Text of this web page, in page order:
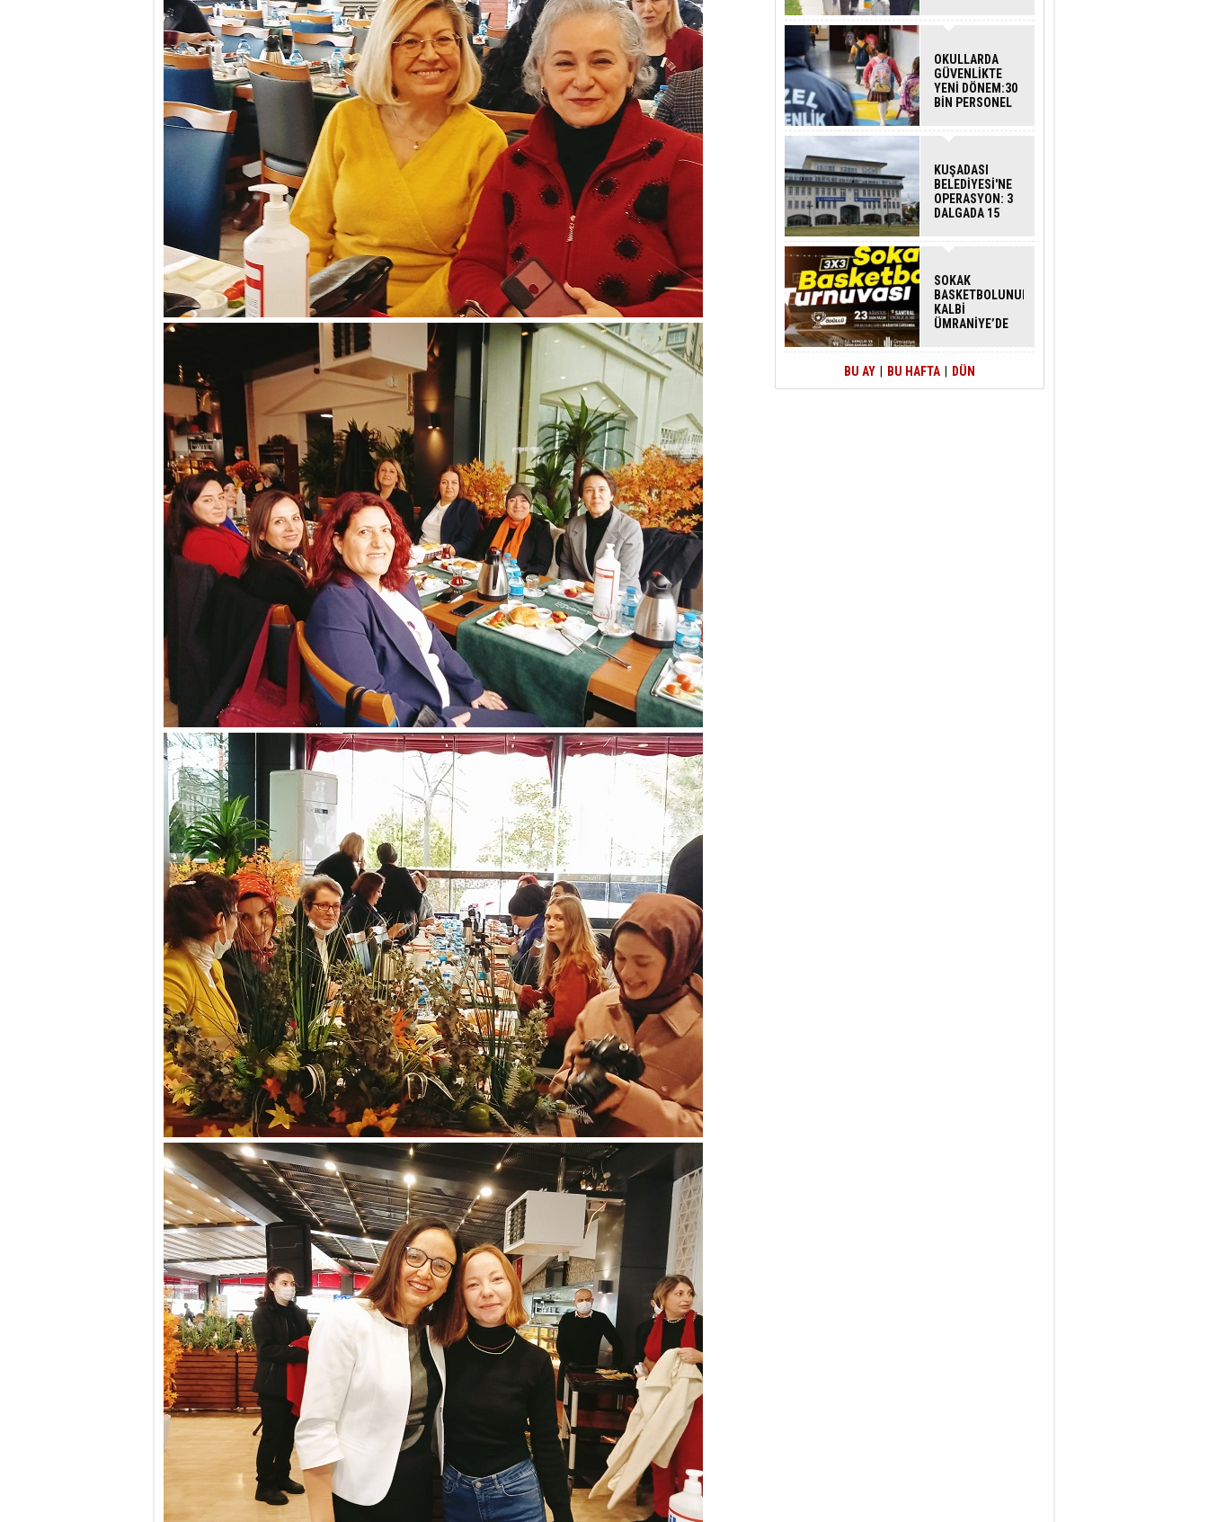
OKULLARDA
GÜVENLİKTE
YENİ DÖNEM:30
BİN PERSONEL
DEDEKTÖRLÜ
KUŞADASI
BELEDİYESİ'NE
OPERASYON: 3
DALGADA 15
SOKAK
BASKETBOLUNUN
KALBİ
ÜMRANİYE’DE
BU AY BU HAFTA DÜN